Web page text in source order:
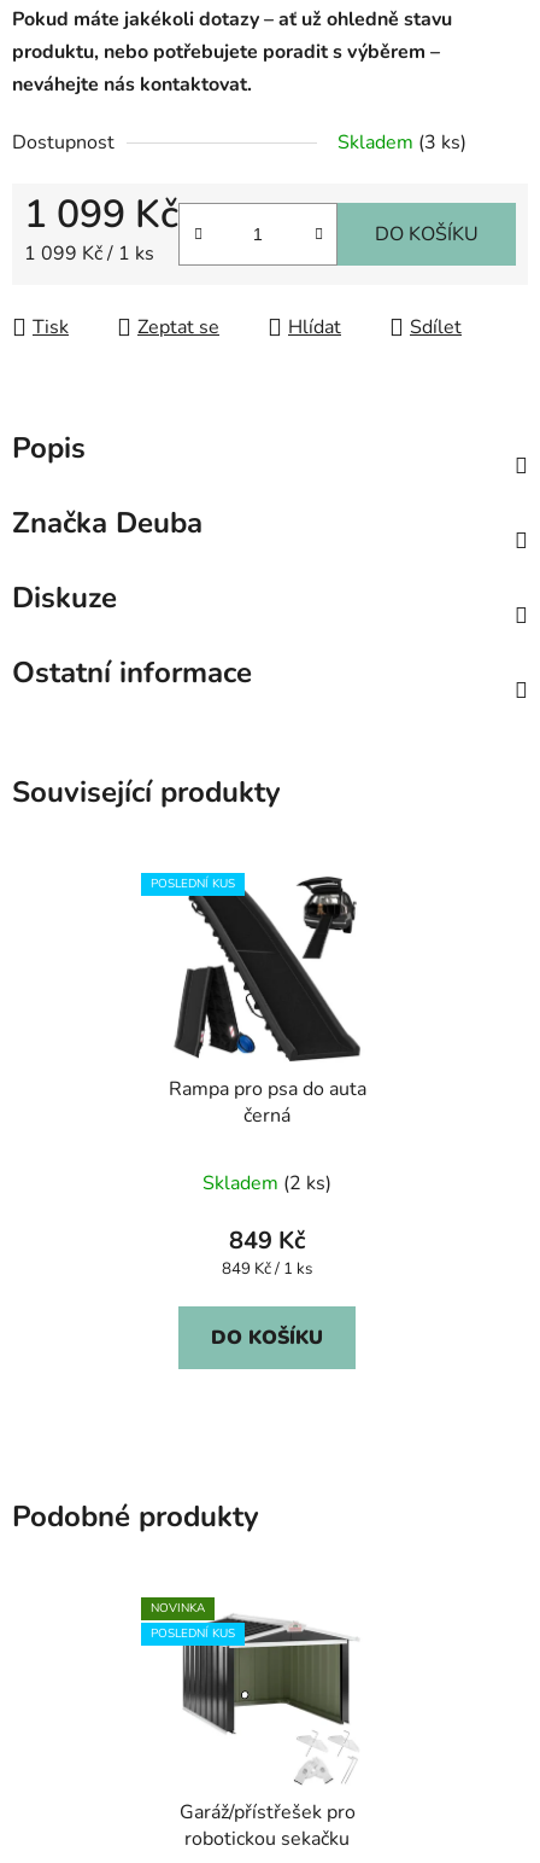
Pokud máte jakékoli dotazy – ať už ohledně stavu
produktu, nebo potřebujete poradit s výběrem –
neváhejte nás kontaktovat.
Dostupnost Skladem (3 ks)
1 099 Kč
Měrná cena:
1 099 Kč / 1 ks
DO KOŠÍKU
Tisk Zeptat se Hlídat Sdílet
Popis
Značka Deuba
Diskuze
Ostatní informace
Související produkty
POSLEDNÍ KUS
Rampa pro psa do auta
černá
Skladem (2 ks)
849 Kč
Měrná
849 Kč / 1 ks
DO KOŠÍKU
Podobné produkty
NOVINKA
POSLEDNÍ KUS
Garáž/přístřešek pro
robotickou sekačku